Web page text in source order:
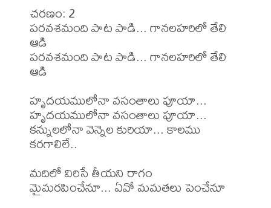
చరణం: 2
పరవశమంది పాట పాడి... గానలహరిలో తేలి
ఆడి
పరవశమంది పాట పాడి... గానలహరిలో తేలి
ఆడి
హృదయములోనా వసంతాలు పూయా...
హృదయములోనా వసంతాలు పూయా...
కన్నులలోనా వెన్నెల కురియా... కాలము
కరగాలిలే..
మదిలో విరిసే తీయని రాగం
మైమరపించేనూ... ఏవో మమతలు పెంచేనూ